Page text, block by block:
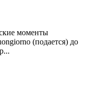
моменты
(подается) до